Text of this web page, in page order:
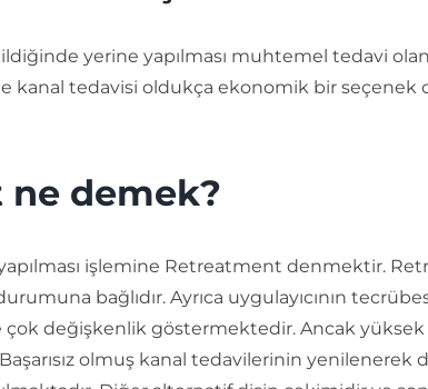
yerine yapılması muhtemel tedavi
kanal tedavisi oldukça ekonomik bir seçenek
demek?
işlemine Retreatment denmektir.
bağlıdır. Ayrıca uygulayıcının
çok değişkenlik göstermektedir. Ancak yüksek
olmuş kanal tedavilerinin yenilenerek